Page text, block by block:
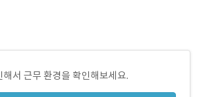
해서 근무 환경을 확인해보세요.